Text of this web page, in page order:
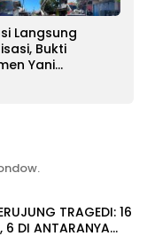
Langsung
Bukti
Yani
TRAGEDI: 16
6 DI ANTARANYA